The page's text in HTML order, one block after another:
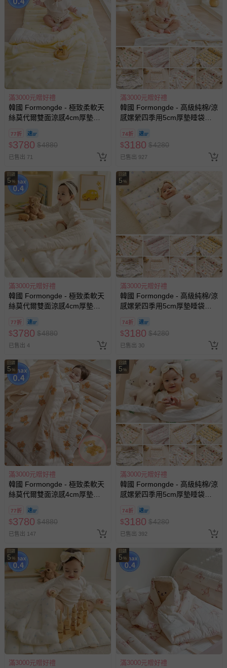
滿3000元贈好禮
韓國 Formongde - 極致柔軟天
絲莫代爾雙面涼感4cm厚墊睡
77折
$3780 $4880
已售出 71
滿3000元贈好禮
韓國 Formongde - 高級純棉/涼
感嫘縈四季用5cm厚墊睡袋組-
74折
$3180 $4280
已售出 927
回饋
5 %
滿3000元贈好禮
韓國 Formongde - 極致柔軟天
絲莫代爾雙面涼感4cm厚墊睡
77折
$3780 $4880
已售出 4
回饋
5 %
滿3000元贈好禮
韓國 Formongde - 高級純棉/涼
感嫘縈四季用5cm厚墊睡袋組-
74折
$3180 $4280
已售出 30
回饋
5 %
滿3000元贈好禮
韓國 Formongde - 極致柔軟天
絲莫代爾雙面涼感4cm厚墊睡
77折
$3780 $4880
已售出 147
回饋
5 %
滿3000元贈好禮
韓國 Formongde - 高級純棉/涼
感嫘縈四季用5cm厚墊睡袋組-
74折
$3180 $4280
已售出 392
回饋
5 %
滿3000元贈好禮
回饋
5 %
滿3000元贈好禮